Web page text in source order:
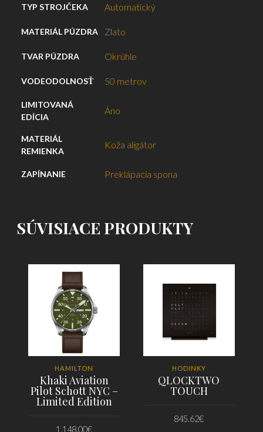
TYP STROJČEKA Automatický
MATERIÁL PÚZDRA Zlato
TVAR PÚZDRA Okrúhle
VODEODOLNOSŤ 50 metrov
LIMITOVANÁ
EDÍCIA
Áno
MATERIÁL
REMIENKA
Koža aligátor
ZAPÍNANIE Preklápacia spona
SÚVISIACE PRODUKTY
HAMILTON
Khaki Aviation
Pilot Schott NYC –
Limited Edition
1,148.00€
HODINKY
QLOCKTWO
TOUCH
845.62€